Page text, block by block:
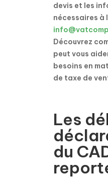
devis et les
nécessaires à
Découvrez
peut vous
besoins en
de taxe de
Les
du